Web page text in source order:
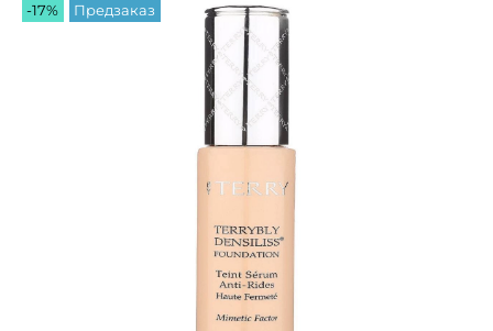
-17% Предзаказ